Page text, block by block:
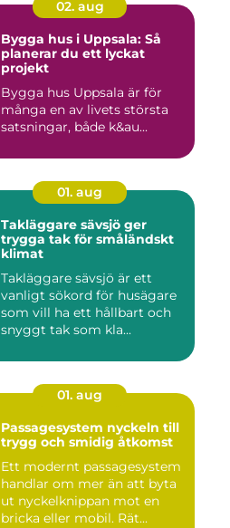
02. aug
Bygga hus i Uppsala: Så
planerar du ett lyckat
projekt
Bygga hus Uppsala är för
många en av livets största
satsningar, både k&au...
01. aug
Takläggare sävsjö ger
trygga tak för småländskt
klimat
Takläggare sävsjö är ett
vanligt sökord för husägare
som vill ha ett hållbart och
snyggt tak som kla...
01. aug
Passagesystem nyckeln till
trygg och smidig åtkomst
Ett modernt passagesystem
handlar om mer än att byta
ut nyckelknippan mot en
bricka eller mobil. Rät...